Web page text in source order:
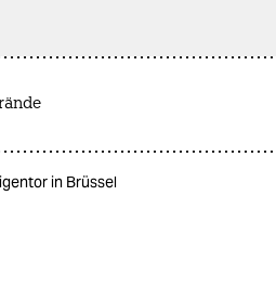
in Brüssel